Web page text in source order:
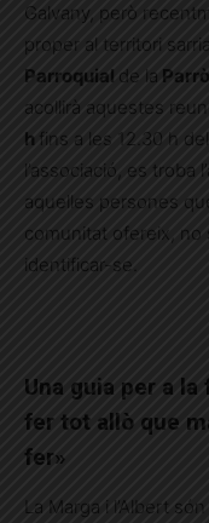
Galvany, però
proper al territori
Parroquial de la
acollirà aquestes
h fins a les 12.30 h
l’associació, es troba
aquelles persones
comunitat ofereix, no
identificar-se.
Una guia per a
fer tot allò que
fer»
La Marga i l’Albert